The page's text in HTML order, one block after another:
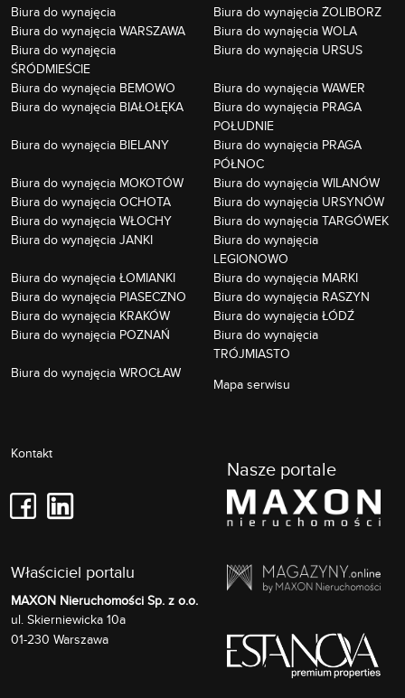
Biura do wynajęcia
Biura do wynajęcia ŻOLIBORZ
Biura do wynajęcia WARSZAWA
Biura do wynajęcia WOLA
Biura do wynajęcia
ŚRÓDMIEŚCIE
Biura do wynajęcia URSUS
Biura do wynajęcia BEMOWO
Biura do wynajęcia WAWER
Biura do wynajęcia BIAŁOŁĘKA
Biura do wynajęcia PRAGA
POŁUDNIE
Biura do wynajęcia BIELANY
Biura do wynajęcia PRAGA
PÓŁNOC
Biura do wynajęcia MOKOTÓW
Biura do wynajęcia WILANÓW
Biura do wynajęcia OCHOTA
Biura do wynajęcia URSYNÓW
Biura do wynajęcia WŁOCHY
Biura do wynajęcia TARGÓWEK
Biura do wynajęcia JANKI
Biura do wynajęcia
LEGIONOWO
Biura do wynajęcia ŁOMIANKI
Biura do wynajęcia MARKI
Biura do wynajęcia PIASECZNO
Biura do wynajęcia RASZYN
Biura do wynajęcia KRAKÓW
Biura do wynajęcia ŁÓDŹ
Biura do wynajęcia POZNAŃ
Biura do wynajęcia
TRÓJMIASTO
Biura do wynajęcia WROCŁAW
Mapa serwisu
Kontakt
Właściciel portalu
MAXON Nieruchomości Sp. z o.o.
ul. Skierniewicka 10a
01-230 Warszawa
Nasze portale